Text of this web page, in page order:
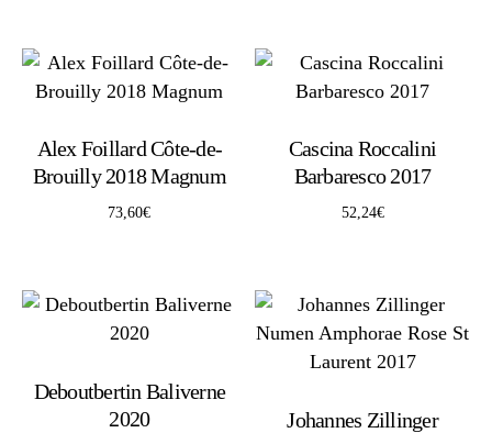
Alex Foillard Côte-de-
Brouilly 2018 Magnum
73,60€
Cascina Roccalini
Barbaresco 2017
52,24€
Deboutbertin Baliverne
2020
Johannes Zillinger